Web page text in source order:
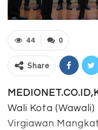
0
44
Share
Wali Kota
Virgiawan